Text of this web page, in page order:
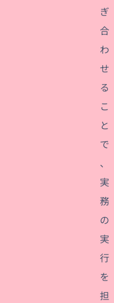
ぎ
合
わ
せ
る
こ
と
で
、
実
務
の
実
行
を
担